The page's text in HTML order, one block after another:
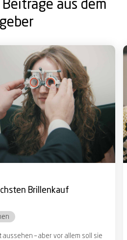
aus dem
Brillenkauf
– aber vor allem soll sie